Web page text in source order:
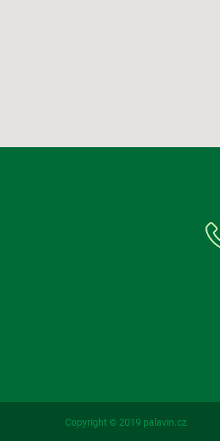
Copyright © 2019 palavin.cz